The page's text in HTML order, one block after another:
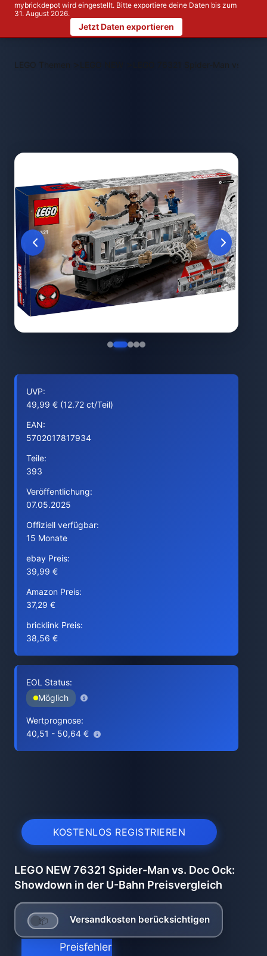
mybrickdepot wird eingestellt. Bitte exportiere deine Daten bis zum
31. August 2026.
Jetzt Daten exportieren
LEGO Themen > LEGO 76321 Spider-Man vs.
UVP:
49,99 € (12.72 ct/Teil)
EAN:
5702017817934
Teile:
393
Veröffentlichung:
07.05.2025
Offiziell verfügbar:
15 Monate
ebay Preis:
39,99 €
Amazon Preis:
37,29 €
bricklink Preis:
38,56 €
EOL Status:
Möglich
Wertprognose:
40,51 - 50,64 €
KOSTENLOS REGISTRIEREN
LEGO NEW 76321 Spider-Man vs. Doc Ock:
Showdown in der U-Bahn Preisvergleich
Versandkosten berücksichtigen
Preisfehler